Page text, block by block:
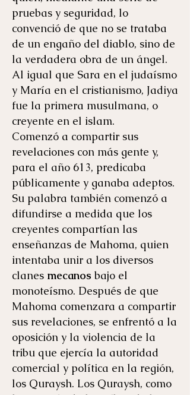
pruebas y seguridad, lo
convenció de que no se trataba
de un engaño del diablo, sino de
la verdadera obra de un ángel.
Al igual que Sara en el judaísmo
y María en el cristianismo, Jadiya
fue la primera musulmana, o
creyente en el islam.
Comenzó a compartir sus
revelaciones con más gente y,
para el año 613, predicaba
públicamente y ganaba adeptos.
Su palabra también comenzó a
difundirse a medida que los
creyentes compartían las
enseñanzas de Mahoma, quien
intentaba unir a los diversos
clanes mecanos bajo el
monoteísmo. Después de que
Mahoma comenzara a compartir
sus revelaciones, se enfrentó a la
oposición y la violencia de la
tribu que ejercía la autoridad
comercial y política en la región,
los Quraysh. Los Quraysh, como